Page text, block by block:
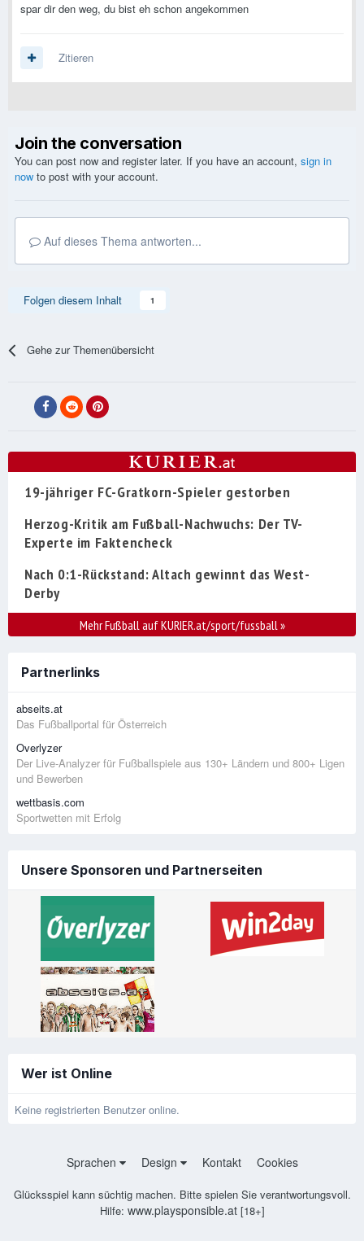
spar dir den weg, du bist eh schon angekommen
Zitieren
Join the conversation
You can post now and register later. If you have an account, sign in
now to post with your account.
Auf dieses Thema antworten...
Folgen diesem Inhalt 1
Gehe zur Themenübersicht
19-jähriger FC-Gratkorn-Spieler gestorben
Herzog-Kritik am Fußball-Nachwuchs: Der TV-
Experte im Faktencheck
Nach 0:1-Rückstand: Altach gewinnt das West-
Derby
Mehr Fußball auf KURIER.at/sport/fussball»
Partnerlinks
abseits.at
Das Fußballportal für Österreich
Overlyzer
Der Live-Analyzer für Fußballspiele aus 130+ Ländern und 800+ Ligen
und Bewerben
wettbasis.com
Sportwetten mit Erfolg
Unsere Sponsoren und Partnerseiten
Wer ist Online
Keine registrierten Benutzer online.
Sprachen Design Kontakt Cookies
Glücksspiel kann süchtig machen. Bitte spielen Sie verantwortungsvoll.
Hilfe: www.playsponsible.at[18+]